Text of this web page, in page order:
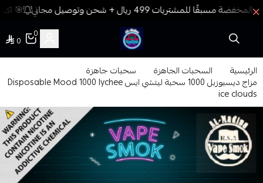
🎯
فيب المدينة
0
0
الرئيسية السحبات الجاهزة سحبات جاهزة
مزاج ديسبوزبل 1000 سحبة ليتشي ايس Disposable Mood 1000 lychee
ice clouds